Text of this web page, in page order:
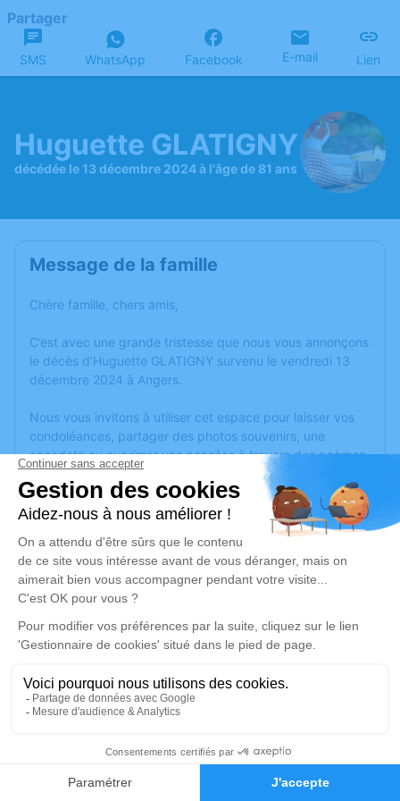
Faire-part Hommages
Partager
SMS WhatsApp Facebook E-mail Lien
Huguette GLATIGNY
décédée le 13 décembre 2024 à l'âge de 81 ans
Message de la famille
Chère famille, chers amis,
C’est avec une grande tristesse que nous vous annonçons
le décès d’Huguette GLATIGNY survenu le vendredi 13
décembre 2024 à Angers.
Nous vous invitons à utiliser cet espace pour laisser vos
condoléances, partager des photos souvenirs, une
anecdote ou exprimer vos pensées à travers des poèmes
ou des textes. Cet endroit est un lieu d'expression dédié à
honorer la mémoire d’Huguette GLATIGNY.
Un service de plantation d’arbre hommage estdisponible
ici.
Cérémonie religieuse
mercredi 18 décembre 2024 à 10h30
Eglise St Antoine d'Angers
10 Rue Béranger
Je rends hommage